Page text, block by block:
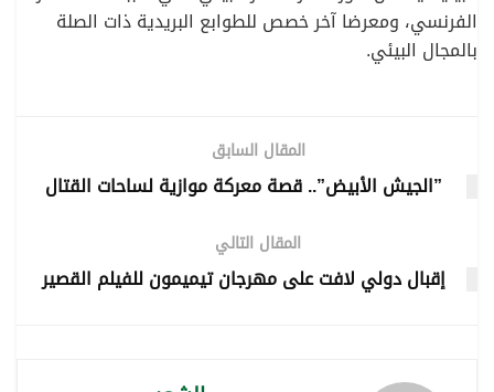
الفرنسي، ومعرضا آخر خصص للطوابع البريدية ذات الصلة
بالمجال البيئي.
المقال السابق
”الجيش الأبيض”.. قصة معركة موازية لساحات القتال
المقال التالي
إقبال دولي لافت على مهرجان تيميمون للفيلم القصير